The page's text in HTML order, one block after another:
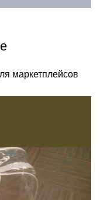
маркетплейсов